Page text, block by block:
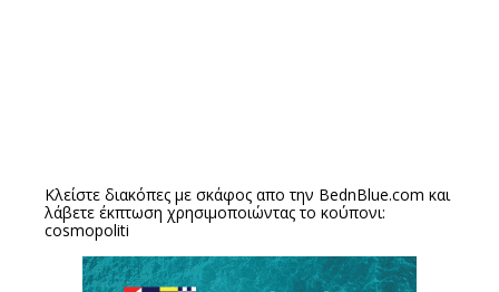
Κλείστε διακόπες με σκάφος απο την BednBlue.com και
λάβετε έκπτωση χρησιμοποιώντας το κούπονι:
cosmopoliti